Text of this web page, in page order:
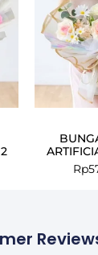
Rp